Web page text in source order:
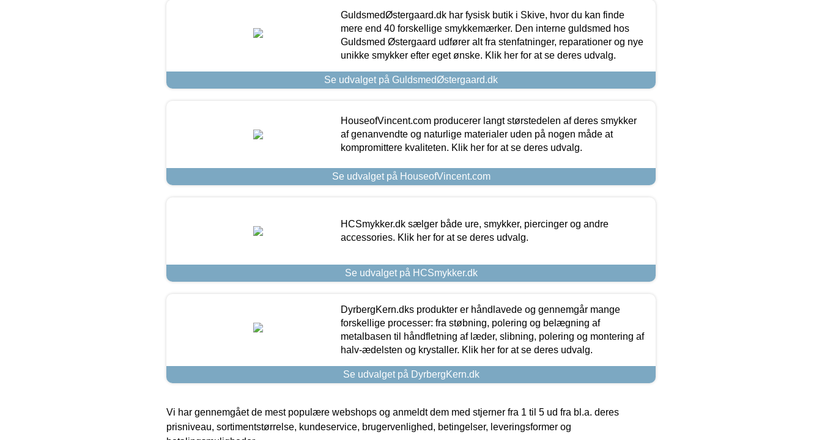
GuldsmedØstergaard.dk har fysisk butik i Skive, hvor du kan finde
mere end 40 forskellige smykkemærker. Den interne guldsmed hos
Guldsmed Østergaard udfører alt fra stenfatninger, reparationer og nye
unikke smykker efter eget ønske. Klik her for at se deres udvalg.
Se udvalget på GuldsmedØstergaard.dk
HouseofVincent.com producerer langt størstedelen af deres smykker
af genanvendte og naturlige materialer uden på nogen måde at
kompromittere kvaliteten. Klik her for at se deres udvalg.
Se udvalget på HouseofVincent.com
HCSmykker.dk sælger både ure, smykker, piercinger og andre
accessories. Klik her for at se deres udvalg.
Se udvalget på HCSmykker.dk
DyrbergKern.dks produkter er håndlavede og gennemgår mange
forskellige processer: fra støbning, polering og belægning af
metalbasen til håndfletning af læder, slibning, polering og montering af
halv-ædelsten og krystaller. Klik her for at se deres udvalg.
Se udvalget på DyrbergKern.dk
Vi har gennemgået de mest populære webshops og anmeldt dem med stjerner fra 1 til 5 ud fra bl.a. deres
prisniveau, sortimentstørrelse, kundeservice, brugervenlighed, betingelser, leveringsformer og